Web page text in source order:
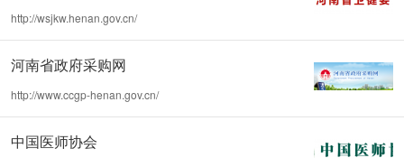
http://wsjkw.henan.gov.cn/
河南省政府采购网
http://www.ccgp-henan.gov.cn/
中国医师协会